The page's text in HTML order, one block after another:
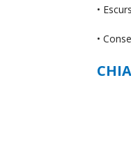
•
•